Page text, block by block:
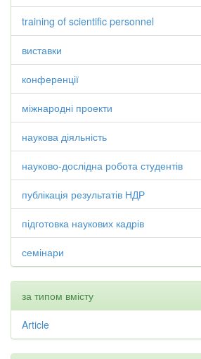
training of scientific personnel
виставки
конференції
міжнародні проекти
наукова діяльність
науково-дослідна робота студентів
публікація результатів НДР
підготовка наукових кадрів
семінари
за типом вмісту
Article